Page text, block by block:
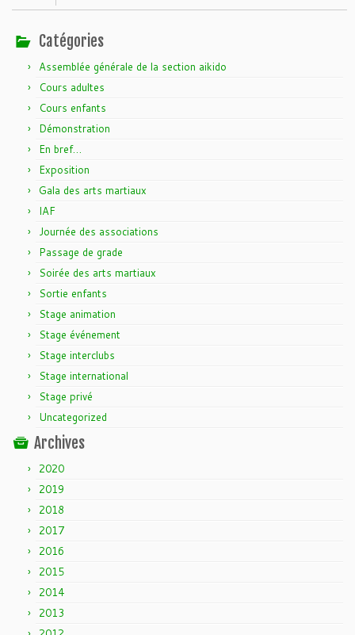
Catégories
Assemblée générale de la section aikido
Cours adultes
Cours enfants
Démonstration
En bref…
Exposition
Gala des arts martiaux
IAF
Journée des associations
Passage de grade
Soirée des arts martiaux
Sortie enfants
Stage animation
Stage événement
Stage interclubs
Stage international
Stage privé
Uncategorized
Archives
2020
2019
2018
2017
2016
2015
2014
2013